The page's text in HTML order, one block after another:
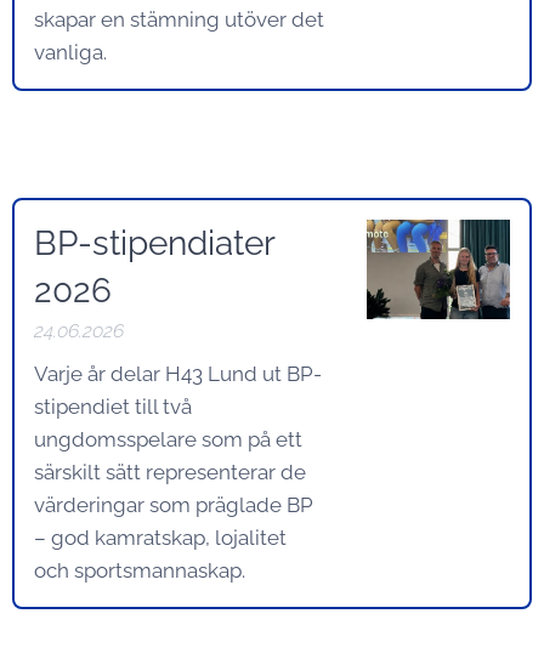
skapar en stämning utöver det
vanliga.
BP-stipendiater
2026
24.06.2026
Varje år delar H43 Lund ut BP-
stipendiet till två
ungdomsspelare som på ett
särskilt sätt representerar de
värderingar som präglade BP
– god kamratskap, lojalitet
och sportsmannaskap.